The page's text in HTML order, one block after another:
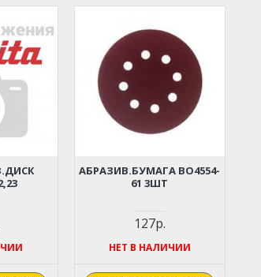
АБРАЗИВ.БУМАГА BO4554-
61 3ШТ
127р.
НЕТ В НАЛИЧИИ